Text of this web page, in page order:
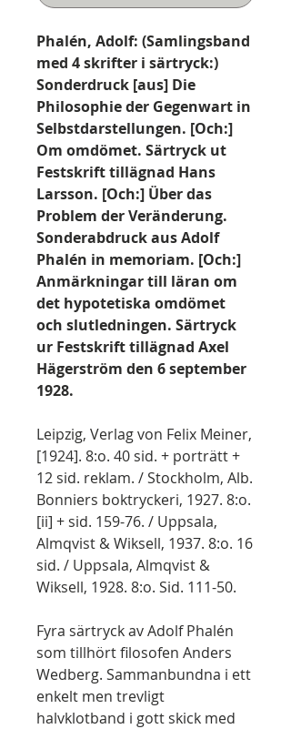
Phalén, Adolf: (Samlingsband
med 4 skrifter i särtryck:)
Sonderdruck [aus] Die
Philosophie der Gegenwart in
Selbstdarstellungen. [Och:]
Om omdömet. Särtryck ut
Festskrift tillägnad Hans
Larsson. [Och:] Über das
Problem der Veränderung.
Sonderabdruck aus Adolf
Phalén in memoriam. [Och:]
Anmärkningar till läran om
det hypotetiska omdömet
och slutledningen. Särtryck
ur Festskrift tillägnad Axel
Hägerström den 6 september
1928.
Leipzig, Verlag von Felix Meiner,
[1924]. 8:o. 40 sid. + porträtt +
12 sid. reklam. / Stockholm, Alb.
Bonniers boktryckeri, 1927. 8:o.
[ii] + sid. 159-76. / Uppsala,
Almqvist & Wiksell, 1937. 8:o. 16
sid. / Uppsala, Almqvist &
Wiksell, 1928. 8:o. Sid. 111-50.
Fyra särtryck av Adolf Phalén
som tillhört filosofen Anders
Wedberg. Sammanbundna i ett
enkelt men trevligt
halvklotband i gott skick med